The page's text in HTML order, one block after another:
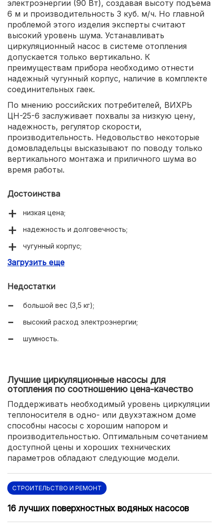
электроэнергии (90 Вт), создавая высоту подъема
6 м и производительность 3 куб. м/ч. Но главной
проблемой этого изделия эксперты считают
высокий уровень шума. Устанавливать
циркуляционный насос в системе отопления
допускается только вертикально. К
преимуществам прибора необходимо отнести
надежный чугунный корпус, наличие в комплекте
соединительных гаек.
По мнению российских потребителей, ВИХРЬ
ЦН-25-6 заслуживает похвалы за низкую цену,
надежность, регулятор скорости,
производительность. Недовольство некоторые
домовладельцы высказывают по поводу только
вертикального монтажа и приличного шума во
время работы.
Достоинства
низкая цена;
надежность и долговечность;
чугунный корпус;
производительность.
Загрузить еще
Недостатки
большой вес (3,5 кг);
высокий расход электроэнергии;
шумность.
Лучшие циркуляционные насосы для
отопления по соотношению цена-качество
Поддерживать необходимый уровень циркуляции
теплоносителя в одно- или двухэтажном доме
способны насосы с хорошим напором и
производительностью. Оптимальным сочетанием
доступной цены и хороших технических
параметров обладают следующие модели.
СТРОИТЕЛЬСТВО И РЕМОНТ
16 лучших поверхностных водяных насосов